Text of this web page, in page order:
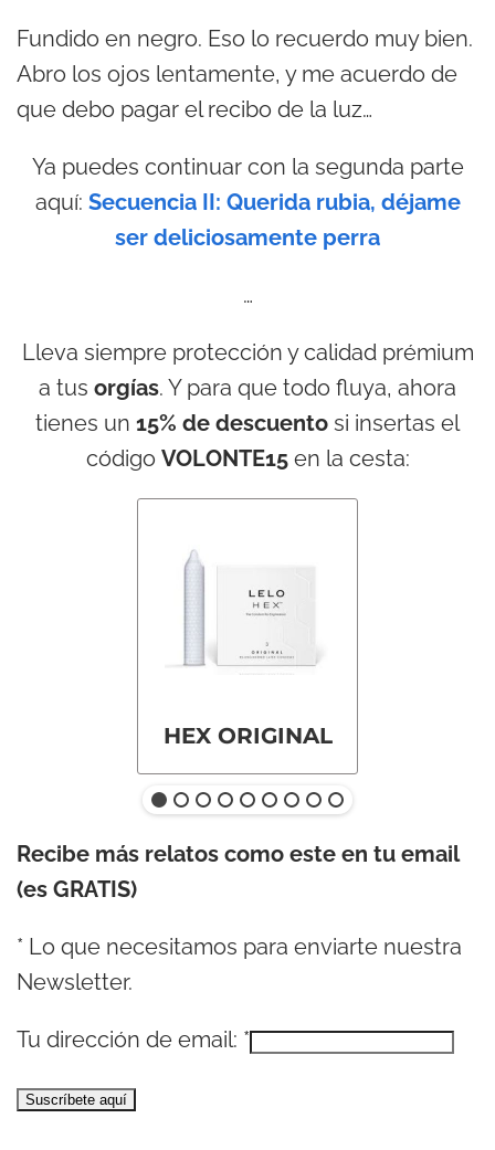
Fundido en negro. Eso lo recuerdo muy bien.
Abro los ojos lentamente, y me acuerdo de
que debo pagar el recibo de la luz…
Ya puedes continuar con la segunda parte
aquí: Secuencia II: Querida rubia, déjame
ser deliciosamente perra
…
Lleva siempre protección y calidad prémium
a tus orgías. Y para que todo fluya, ahora
tienes un 15% de descuento si insertas el
código VOLONTE15en la cesta:
HEX ORIGINAL
Recibe más relatos como este en tu email
(es GRATIS)
* Lo que necesitamos para enviarte nuestra
Newsletter.
Tu dirección de email: *